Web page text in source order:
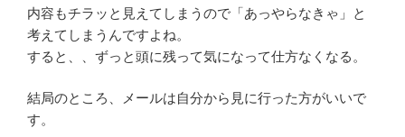
内容もチラッと見えてしまうので「あっやらなきゃ」と
考えてしまうんですよね。
すると、、ずっと頭に残って気になって仕方なくなる。
結局のところ、メールは自分から見に行った方がいいで
す。